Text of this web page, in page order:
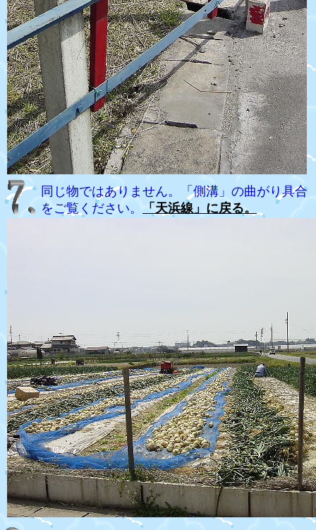
同じ物ではありません。「側溝」の曲がり具合
をご覧ください。 「天浜線」に戻る。